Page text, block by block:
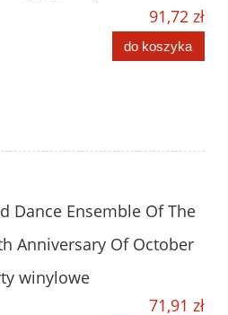
91,72 zł
do koszyka
Dance Ensemble Of The
Anniversary Of October
winylowe
71,91 zł